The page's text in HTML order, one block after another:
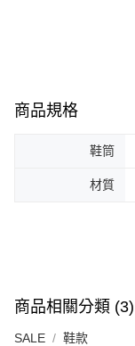
商品規格
鞋筒
材質
商品相關分類 (3)
SALE 鞋款